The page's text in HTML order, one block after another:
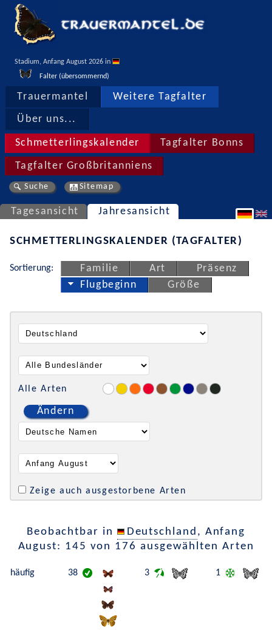
Stadium, Anfang August 2026 in
Falter (übersommernd)
Trauermantel Weitere Tagfalter
Über uns...
Schmetterlingskalender Tagfalter Bonns
Tagfalter Großbritanniens
Suche Sitemap
Tagesansicht Jahresansicht
SCHMETTERLINGSKALENDER (TAGFALTER)
Sortierung: Familie Art
Präsenz
Flugbeginn
Größe
Alle Arten
Ändern
Zeige auch ausgestorbene Arten
Beobachtbar in Deutschland , Anfang
August: 145 von 176 ausgewählten Arten
häufig 38 3 1